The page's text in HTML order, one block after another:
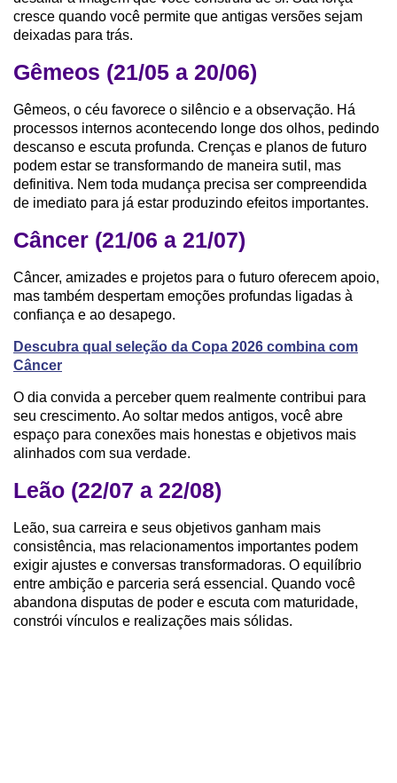
cresce quando você permite que antigas versões sejam
deixadas para trás.
Gêmeos (21/05 a 20/06)
Gêmeos, o céu favorece o silêncio e a observação. Há
processos internos acontecendo longe dos olhos, pedindo
descanso e escuta profunda. Crenças e planos de futuro
podem estar se transformando de maneira sutil, mas
definitiva. Nem toda mudança precisa ser compreendida
de imediato para já estar produzindo efeitos importantes.
Câncer (21/06 a 21/07)
Câncer, amizades e projetos para o futuro oferecem apoio,
mas também despertam emoções profundas ligadas à
confiança e ao desapego.
Descubra qual seleção da Copa 2026 combina com
Câncer
O dia convida a perceber quem realmente contribui para
seu crescimento. Ao soltar medos antigos, você abre
espaço para conexões mais honestas e objetivos mais
alinhados com sua verdade.
Leão (22/07 a 22/08)
Leão, sua carreira e seus objetivos ganham mais
consistência, mas relacionamentos importantes podem
exigir ajustes e conversas transformadoras. O equilíbrio
entre ambição e parceria será essencial. Quando você
abandona disputas de poder e escuta com maturidade,
constrói vínculos e realizações mais sólidas.